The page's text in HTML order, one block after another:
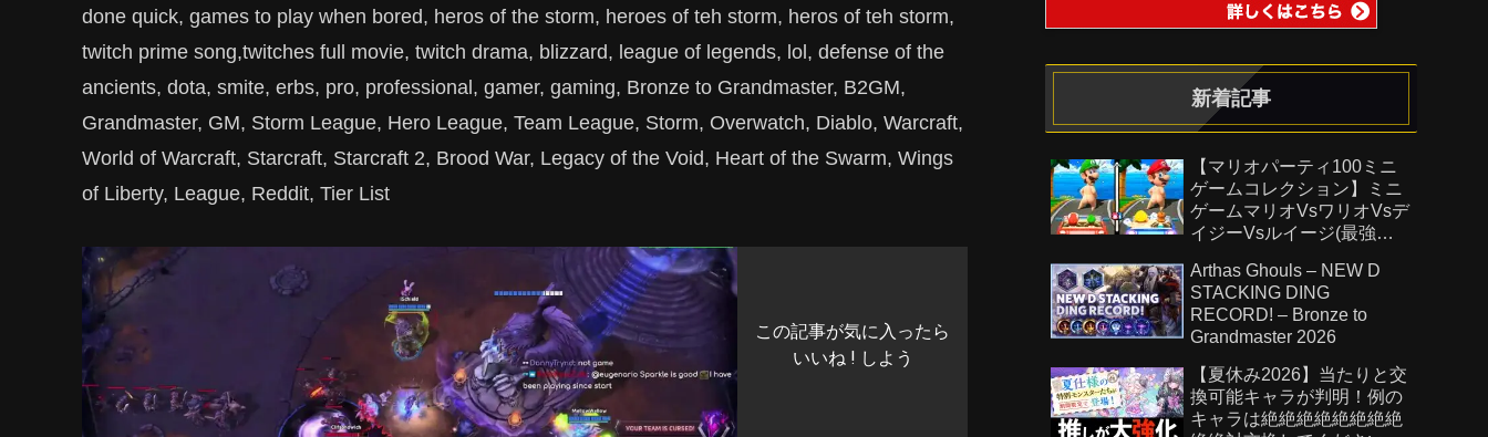
done quick, games to play when bored, heros of the storm, heroes of teh storm, heros of teh storm,
twitch prime song,twitches full movie, twitch drama, blizzard, league of legends, lol, defense of the
ancients, dota, smite, erbs, pro, professional, gamer, gaming, Bronze to Grandmaster, B2GM,
Grandmaster, GM, Storm League, Hero League, Team League, Storm, Overwatch, Diablo, Warcraft,
World of Warcraft, Starcraft, Starcraft 2, Brood War, Legacy of the Void, Heart of the Swarm, Wings
of Liberty, League, Reddit, Tier List
この記事が気に入ったら
いいね ! しよう
新着記事
【マリオパーティ100ミニ
ゲームコレクション】ミニ
ゲームマリオVsワリオVsデ
イジーVsルイージ(最強
Arthas Ghouls – NEW D
STACKING DING
RECORD! – Bronze to
Grandmaster 2026
【夏休み2026】当たりと交
換可能キャラが判明！例の
キャラは絶絶絶絶絶絶絶絶